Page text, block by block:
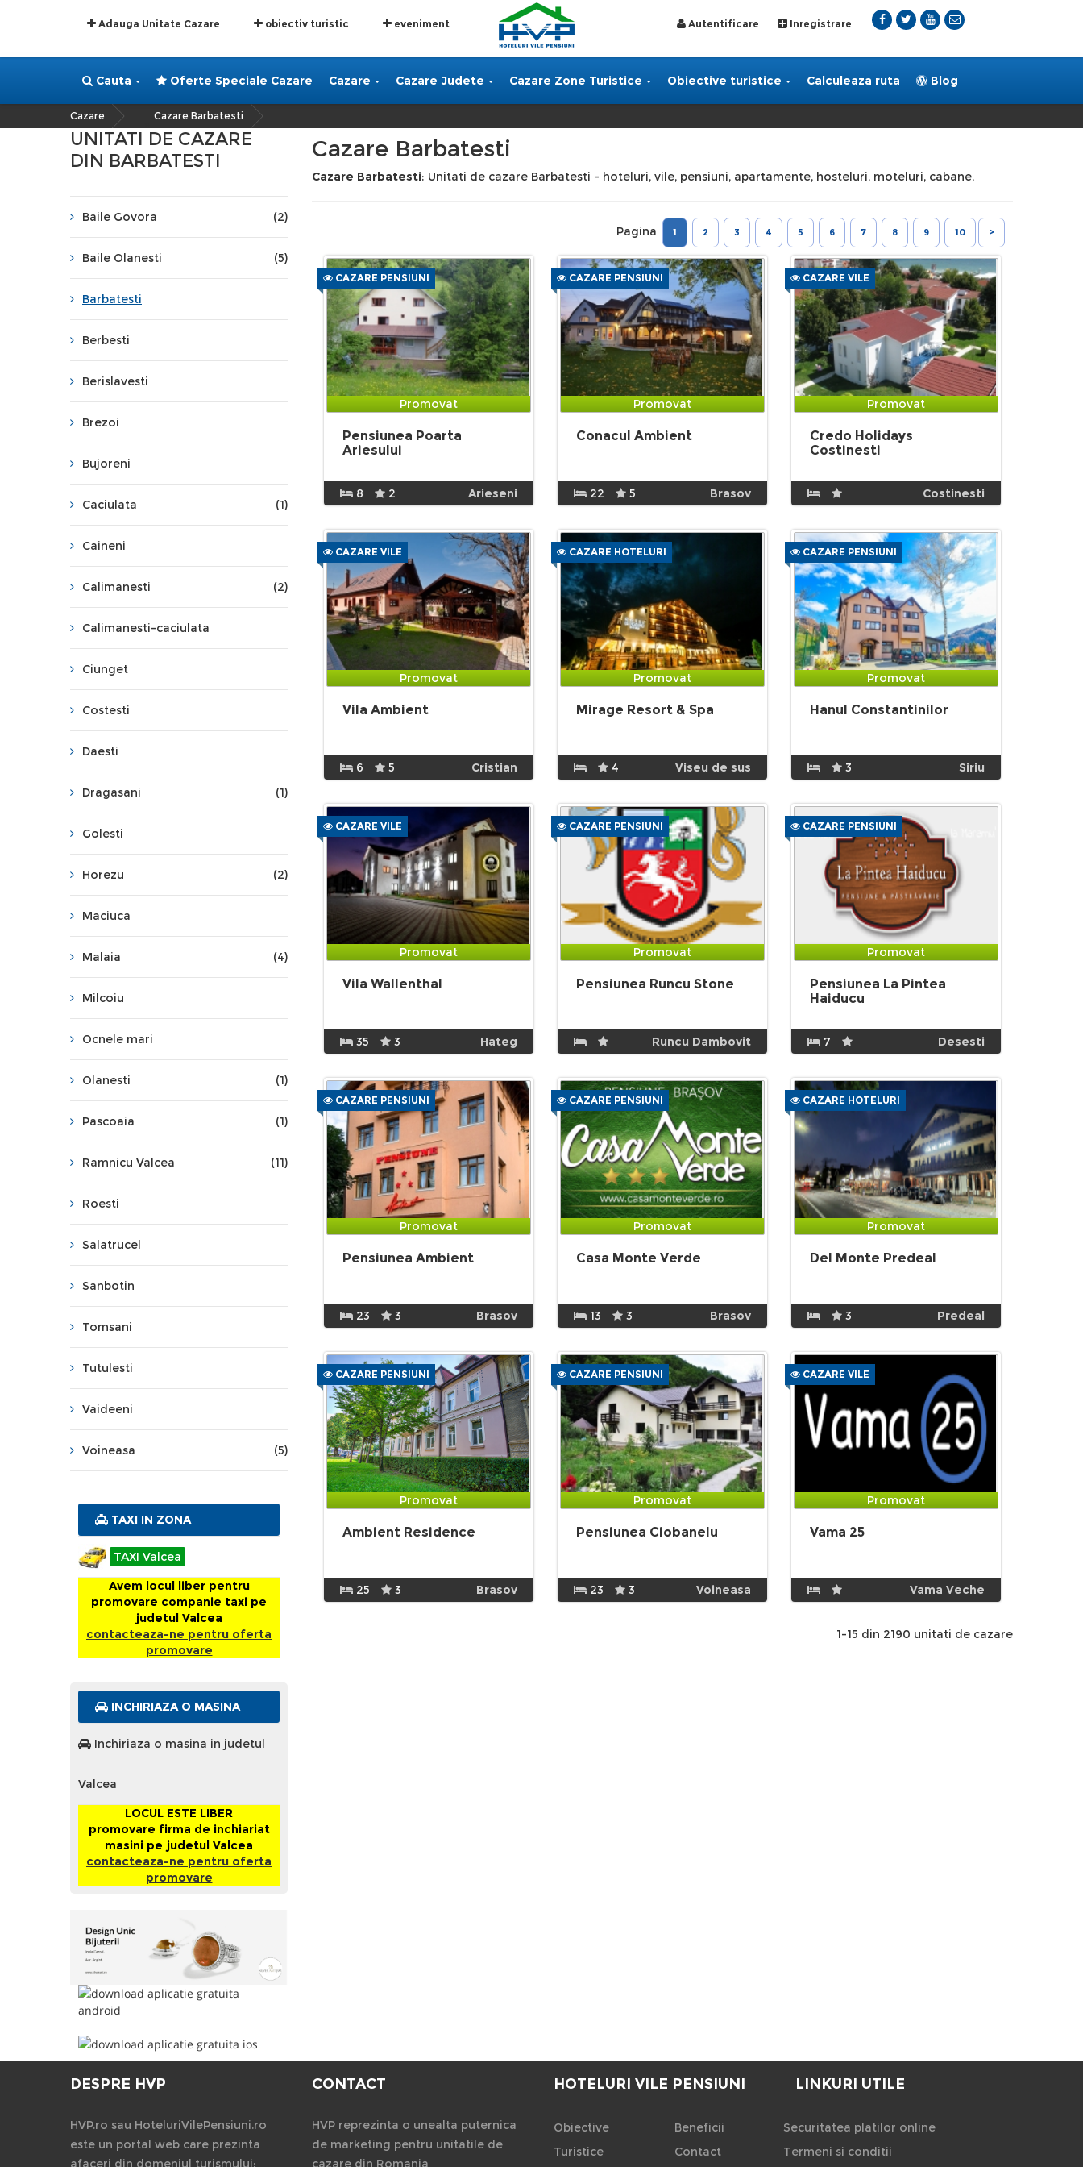
Adauga Unitate Cazare obiectiv turistic eveniment Autentificare Inregistrare
Cauta Oferte Speciale Cazare Cazare Cazare Judete Cazare Zone Turistice Obiective turistice Calculeaza ruta Blog
Cazare Cazare Barbatesti
UNITATI DE CAZARE
DIN BARBATESTI
Baile Govora (2)
Baile Olanesti (5)
Barbatesti
Berbesti
Berislavesti
Brezoi
Bujoreni
Caciulata (1)
Caineni
Calimanesti (2)
Calimanesti-caciulata
Ciunget
Costesti
Daesti
Dragasani (1)
Golesti
Horezu (2)
Maciuca
Malaia (4)
Milcoiu
Ocnele mari
Olanesti (1)
Pascoaia (1)
Ramnicu Valcea (11)
Roesti
Salatrucel
Sanbotin
Tomsani
Tutulesti
Vaideeni
Voineasa (5)
TAXI IN ZONA
TAXI Valcea
Avem locul liber pentru
promovare companie taxi pe
judetul Valcea
contacteaza-ne pentru oferta
promovare
INCHIRIAZA O MASINA
Inchiriaza o masina in judetul
Valcea
LOCUL ESTE LIBER
promovare firma de inchiariat
masini pe judetul Valcea
contacteaza-ne pentru oferta
promovare
Cazare Barbatesti
Cazare Barbatesti: Unitati de cazare Barbatesti - hoteluri, vile, pensiuni, apartamente, hosteluri, moteluri, cabane,
Pagina 1 2 3 4 5 6 7 8 9 10 >
CAZARE PENSIUNI
Promovat
Pensiunea Poarta
Ariesului
8 2 Arieseni
CAZARE PENSIUNI
Promovat
Conacul Ambient
22 5 Brasov
CAZARE VILE
Promovat
Credo Holidays
Costinesti
Costinesti
CAZARE VILE
Promovat
Vila Ambient
6 5 Cristian
CAZARE HOTELURI
Promovat
Mirage Resort & Spa
4 Viseu de sus
CAZARE PENSIUNI
Promovat
Hanul Constantinilor
3 Siriu
CAZARE VILE
Promovat
Vila Wallenthal
35 3 Hateg
CAZARE PENSIUNI
Promovat
Pensiunea Runcu Stone
Runcu Dambovit
CAZARE PENSIUNI
Promovat
Pensiunea La Pintea
Haiducu
7 Desesti
CAZARE PENSIUNI
Promovat
Pensiunea Ambient
23 3 Brasov
CAZARE PENSIUNI
Promovat
Casa Monte Verde
13 3 Brasov
CAZARE HOTELURI
Promovat
Del Monte Predeal
3 Predeal
CAZARE PENSIUNI
Promovat
Ambient Residence
25 3 Brasov
CAZARE PENSIUNI
Promovat
Pensiunea Ciobanelu
23 3 Voineasa
CAZARE VILE
Promovat
Vama 25
Vama Veche
1-15 din 2190 unitati de cazare
DESPRE HVP
HVP.ro sau HoteluriVilePensiuni.ro
este un portal web care prezinta
afaceri din domeniul turismului:
CONTACT
HVP reprezinta o unealta puternica
de marketing pentru unitatile de
cazare din Romania
HOTELURI VILE PENSIUNI
Obiective
Turistice
Beneficii
Contact
LINKURI UTILE
Securitatea platilor online
Termeni si conditii